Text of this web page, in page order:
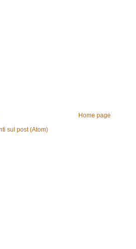
Home page
sul post (Atom)